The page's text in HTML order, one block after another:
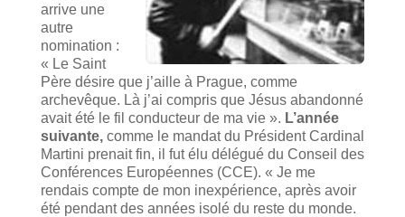
arrive une
autre
nomination :
« Le Saint
Père désire que j’aille à Prague, comme
archevêque. Là j’ai compris que Jésus abandonné
avait été le fil conducteur de ma vie ». L’année
suivante,comme le mandat du Président Cardinal
Martini prenait fin, il fut élu délégué du Conseil des
Conférences Européennes (CCE). « Je me
rendais compte de mon inexpérience, après avoir
été pendant des années isolé du reste du monde.